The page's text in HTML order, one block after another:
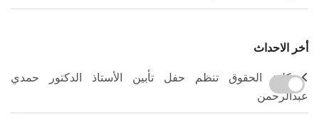
أخر الاحداث
كلية الحقوق تنظم حفل تأبين الأستاذ الدكتور حمدي
عبدالرحمن